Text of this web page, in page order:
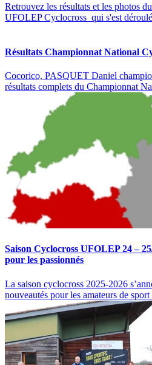
Retrouvez les résultats et les photos
UFOLEP Cyclocross qui s'est
Résultats Championnat National
Cocorico, PASQUET Daniel
résultats complets du Championnat
Saison Cyclocross UFOLEP 24 –
pour les passionnés
La saison cyclocross 2025-2026
nouveautés pour les amateurs de